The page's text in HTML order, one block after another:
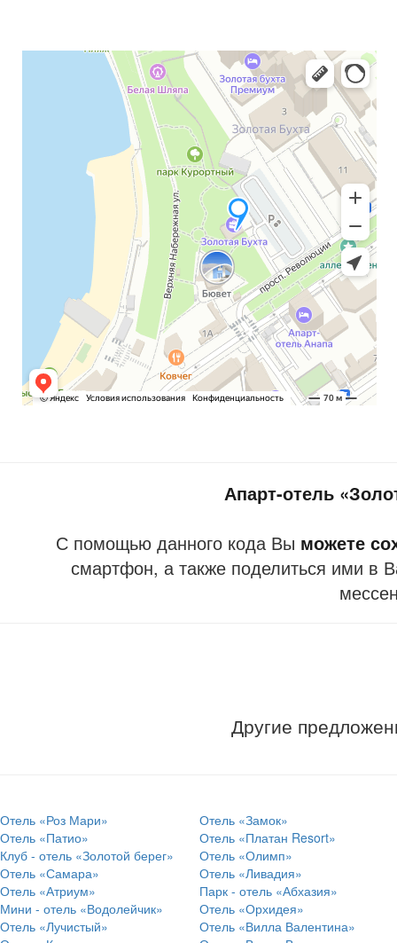
Апарт-отель
С помощью данного кода Вы можете
смартфон, а также поделиться ими в
Другие
Отель «Роз Мари»
Отель «Замок»
Отель «Патио»
Отель «Платан Resort»
Клуб - отель «Золотой берег»
Отель «Олимп»
Отель «Самара»
Отель «Ливадия»
Отель «Атриум»
Парк - отель «Абхазия»
Мини - отель «Водолейчик»
Отель «Орхидея»
Отель «Лучистый»
Отель «Вилла Валентина»